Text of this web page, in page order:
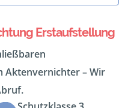
Erstaufstellung
Aktenvernichter – Wir